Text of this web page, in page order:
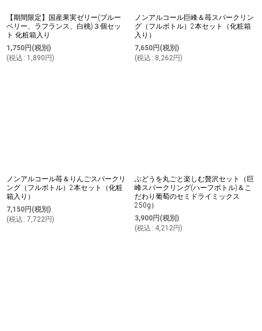
【期間限定】国産果実ゼリー(ブルー
ベリー、ラフランス、白桃)３個セッ
ト 化粧箱入り
1,750円 (税別)
(税込 : 1,890 円)
ノンアルコール巨峰＆苺スパークリン
グ（フルボトル）2本セット（化粧箱
入り）
7,650円 (税別)
(税込 : 8,262円)
ノンアルコール苺＆りんごスパークリ
ング（フルボトル）2本セット（化粧
箱入り）
7,150円 (税別)
(税込 : 7,722円)
ぶどうを丸ごと楽しむ贅沢セット（巨
峰スパークリング(ハーフボトル)＆こ
だわり葡萄のセミドライミックス
250g）
3,900円 (税別)
(税込 : 4,212円)